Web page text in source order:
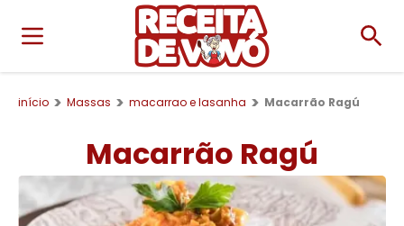
início Massas macarrao e lasanha Macarrão Ragú
Macarrão Ragú